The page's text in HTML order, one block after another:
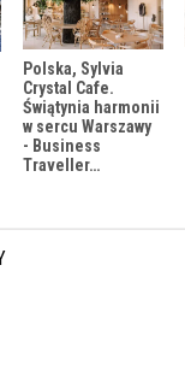
Polska, Sylvia
Crystal Cafe.
Świątynia harmonii
w sercu Warszawy
- Business
Traveller…